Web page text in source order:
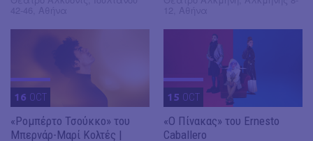
16 OCT
«Ρομπέρτο Τσούκκο» του
Μπερνάρ-Μαρί Κολτές |
15 OCT
«Ο Πίνακας» του Ernesto
Caballero